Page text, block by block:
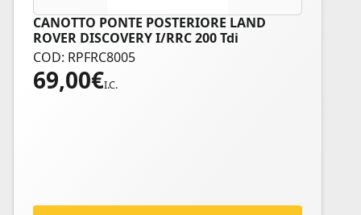
CANOTTO PONTE POSTERIORE LAND
ROVER DISCOVERY I/RRC 200 Tdi
COD: RPFRC8005
69,00€I.C.